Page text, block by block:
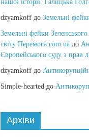
dzyamkoff до Земельні
Земельні фейки
світу Перемога.com.ua до
Європейського суду з прав
dzyamkoff до
Simple-hearted до
Архіви